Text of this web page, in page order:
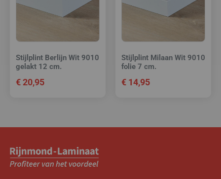
Stijlplint Berlijn Wit 9010
gelakt 12 cm.
€20,95
Stijlplint Milaan Wit 9010
folie 7 cm.
€ 14,95